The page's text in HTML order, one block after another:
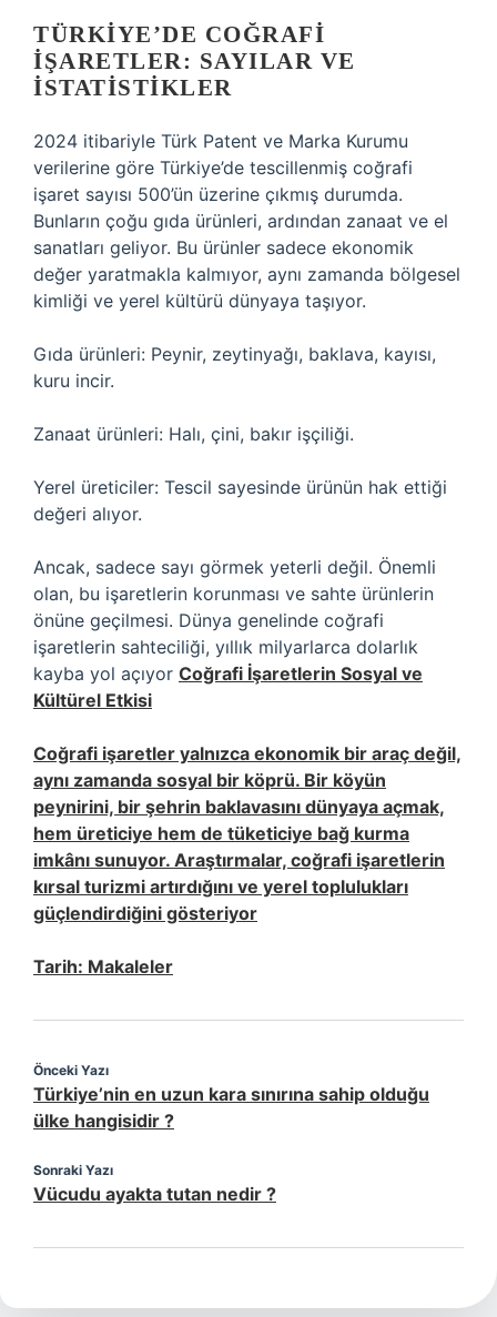
TÜRKIYE’DE COĞRAFI
İŞARETLER: SAYILAR VE
İSTATISTIKLER
2024 itibariyle Türk Patent ve Marka Kurumu
verilerine göre Türkiye’de tescillenmiş coğrafi
işaret sayısı 500’ün üzerine çıkmış durumda.
Bunların çoğu gıda ürünleri, ardından zanaat ve el
sanatları geliyor. Bu ürünler sadece ekonomik
değer yaratmakla kalmıyor, aynı zamanda bölgesel
kimliği ve yerel kültürü dünyaya taşıyor.
Gıda ürünleri: Peynir, zeytinyağı, baklava, kayısı,
kuru incir.
Zanaat ürünleri: Halı, çini, bakır işçiliği.
Yerel üreticiler: Tescil sayesinde ürünün hak ettiği
değeri alıyor.
Ancak, sadece sayı görmek yeterli değil. Önemli
olan, bu işaretlerin korunması ve sahte ürünlerin
önüne geçilmesi. Dünya genelinde coğrafi
işaretlerin sahteciliği, yıllık milyarlarca dolarlık
kayba yol açıyor Coğrafi İşaretlerin Sosyal ve
Kültürel Etkisi
Coğrafi işaretler yalnızca ekonomik bir araç değil,
aynı zamanda sosyal bir köprü. Bir köyün
peynirini, bir şehrin baklavasını dünyaya açmak,
hem üreticiye hem de tüketiciye bağ kurma
imkânı sunuyor. Araştırmalar, coğrafi işaretlerin
kırsal turizmi artırdığını ve yerel toplulukları
güçlendirdiğini gösteriyor
Tarih: Makaleler
Önceki Yazı
Türkiye’nin en uzun kara sınırına sahip olduğu
ülke hangisidir ?
Sonraki Yazı
Vücudu ayakta tutan nedir ?